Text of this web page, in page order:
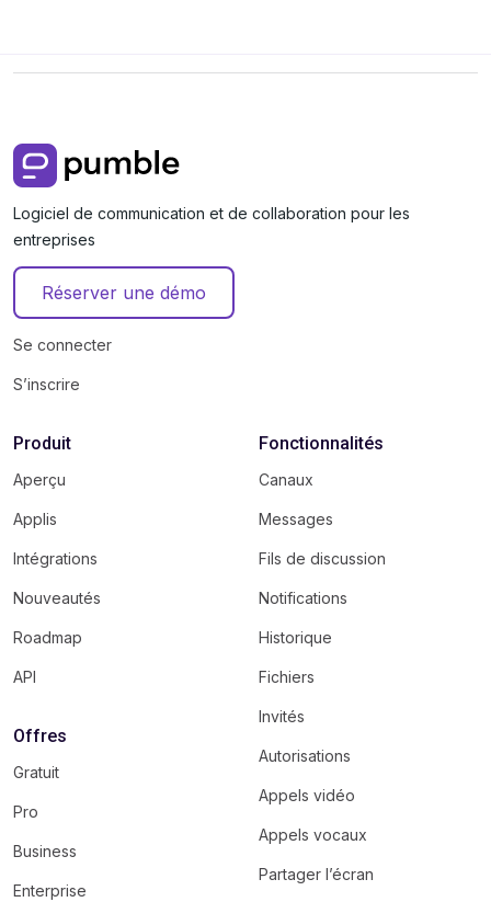
Logiciel de communication et de collaboration pour les
entreprises
Réserver une démo
Se connecter
S’inscrire
Produit
Aperçu
Applis
Intégrations
Nouveautés
Roadmap
API
Offres
Gratuit
Pro
Business
Enterprise
Fonctionnalités
Canaux
Messages
Fils de discussion
Notifications
Historique
Fichiers
Invités
Autorisations
Appels vidéo
Appels vocaux
Partager l’écran